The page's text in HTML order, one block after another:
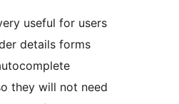
useful for users
details forms
they will not need